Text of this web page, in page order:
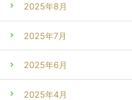
2025年8月
2025年7月
2025年6月
2025年4月